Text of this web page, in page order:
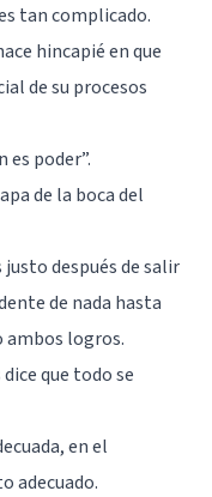
tan complicado.
hincapié en que
de su procesos
es poder”.
de la boca del
justo después de salir
de nada hasta
ambos logros.
que todo se
en el
adecuado.